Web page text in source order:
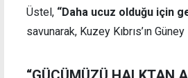
Üstel, “Daha ucuz olduğu için
savunarak, Kuzey Kıbrıs’ın